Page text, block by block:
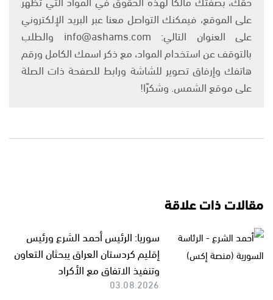
على الموقع، فيمكنك التواصل معنا عبر البريد الإلكتروني
على العنوان التالي: info@ashams.com والطلب
بالتوقف عن استخدام المواد، مع ذكر اسمك الكامل ورقم
هاتفك وإرفاق تصوير للشاشة ورابط للصفحة ذات الصلة
على موقع الشمس. وشكرًا!
مقالات ذات علاقة
سوريا: الرئيس أحمد الشرع ورئيس
إقليم كردستان العراق يبحثان التعاون
وتنفيذ الاتفاق مع الأكراد
03.08.2026